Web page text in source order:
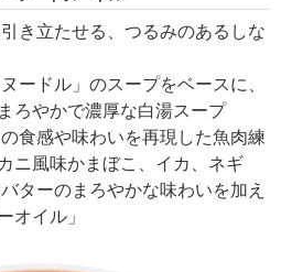
き立たせる、つるみのあるしな
ードル」のスープをベースに、
ろやかで濃厚な白湯スープ
食感や味わいを再現した魚肉練
ニ風味かまぼこ、イカ、ネギ
ターのまろやかな味わいを加え
オイル」